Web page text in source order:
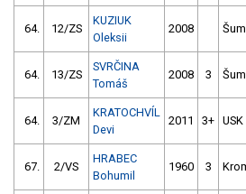
64. 12/ZS
KUZIUK
Oleksii
2008
64. 13/ZS
SVRČINA
Tomáš
2008 3
64. 3/ZM
KRATOCHVÍL
Devi
2011 3+
67. 2/VS
HRABEC
Bohumil
1960 3